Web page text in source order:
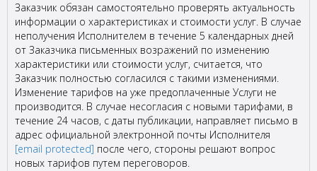
Заказчик обязан самостоятельно проверять актуальность
информации о характеристиках и стоимости услуг. В случае
неполучения Исполнителем в течение 5 календарных дней
от Заказчика письменных возражений по изменению
характеристики или стоимости услуг, считается, что
Заказчик полностью согласился с такими изменениями.
Изменение тарифов на уже предоплаченные Услуги не
производится. В случае несогласия с новыми тарифами, в
течение 24 часов, с даты публикации, направляет письмо в
адрес официальной электронной почты Исполнителя
[email protected] после чего, стороны решают вопрос
новых тарифов путем переговоров.